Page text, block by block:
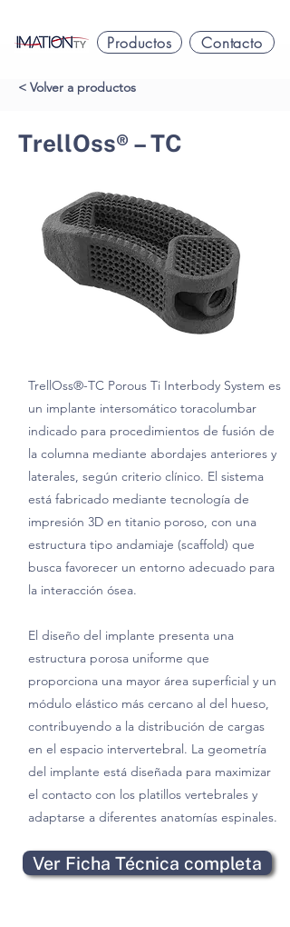
Productos Contacto
< Volver a productos
TrellOss®-TC Porous Ti Interbody System es
un implante intersomático toracolumbar
indicado para procedimientos de fusión de
la columna mediante abordajes anteriores y
laterales, según criterio clínico. El sistema
está fabricado mediante tecnología de
impresión 3D en titanio poroso, con una
estructura tipo andamiaje (scaffold) que
busca favorecer un entorno adecuado para
la interacción ósea.
El diseño del implante presenta una
estructura porosa uniforme que
proporciona una mayor área superficial y un
módulo elástico más cercano al del hueso,
contribuyendo a la distribución de cargas
en el espacio intervertebral. La geometría
del implante está diseñada para maximizar
el contacto con los platillos vertebrales y
adaptarse a diferentes anatomías espinales.
TrellOss® – TC
Ver Ficha Técnica completa